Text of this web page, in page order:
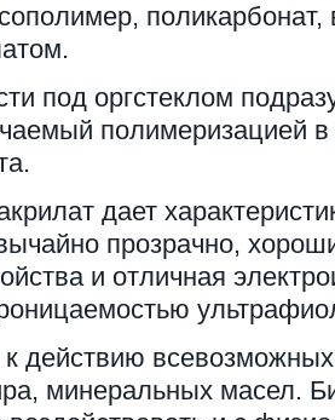
под оргстеклом
полимеризацией в
дает
прозрачно,
и отличная
к действию
минеральных масел.